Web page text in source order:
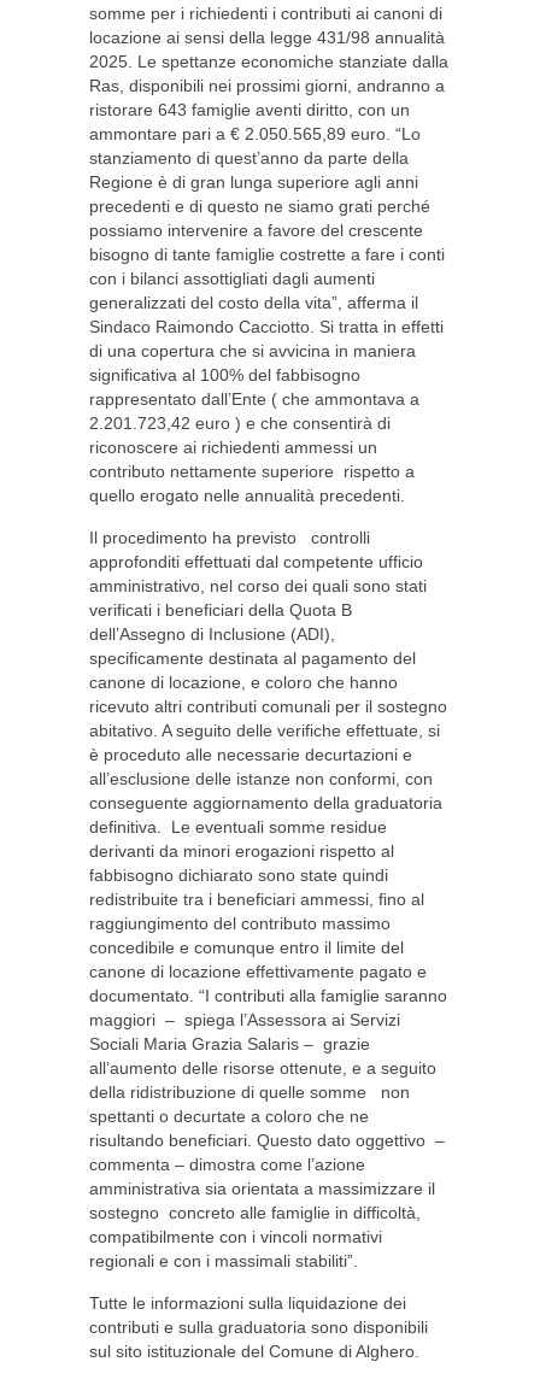
somme per i richiedenti i contributi ai canoni di
locazione ai sensi della legge 431/98 annualità
2025. Le spettanze economiche stanziate dalla
Ras, disponibili nei prossimi giorni, andranno a
ristorare 643 famiglie aventi diritto, con un
ammontare pari a € 2.050.565,89 euro. “Lo
stanziamento di quest’anno da parte della
Regione è di gran lunga superiore agli anni
precedenti e di questo ne siamo grati perché
possiamo intervenire a favore del crescente
bisogno di tante famiglie costrette a fare i conti
con i bilanci assottigliati dagli aumenti
generalizzati del costo della vita”, afferma il
Sindaco Raimondo Cacciotto. Si tratta in effetti
di una copertura che si avvicina in maniera
significativa al 100% del fabbisogno
rappresentato dall’Ente ( che ammontava a
2.201.723,42 euro ) e che consentirà di
riconoscere ai richiedenti ammessi un
contributo nettamente superiore rispetto a
quello erogato nelle annualità precedenti.
Il procedimento ha previsto controlli
approfonditi effettuati dal competente ufficio
amministrativo, nel corso dei quali sono stati
verificati i beneficiari della Quota B
dell’Assegno di Inclusione (ADI),
specificamente destinata al pagamento del
canone di locazione, e coloro che hanno
ricevuto altri contributi comunali per il sostegno
abitativo. A seguito delle verifiche effettuate, si
è proceduto alle necessarie decurtazioni e
all’esclusione delle istanze non conformi, con
conseguente aggiornamento della graduatoria
definitiva. Le eventuali somme residue
derivanti da minori erogazioni rispetto al
fabbisogno dichiarato sono state quindi
redistribuite tra i beneficiari ammessi, fino al
raggiungimento del contributo massimo
concedibile e comunque entro il limite del
canone di locazione effettivamente pagato e
documentato. “I contributi alla famiglie saranno
maggiori – spiega l’Assessora ai Servizi
Sociali Maria Grazia Salaris – grazie
all’aumento delle risorse ottenute, e a seguito
della ridistribuzione di quelle somme non
spettanti o decurtate a coloro che ne
risultando beneficiari. Questo dato oggettivo –
commenta – dimostra come l’azione
amministrativa sia orientata a massimizzare il
sostegno concreto alle famiglie in difficoltà,
compatibilmente con i vincoli normativi
regionali e con i massimali stabiliti”.
Tutte le informazioni sulla liquidazione dei
contributi e sulla graduatoria sono disponibili
sul sito istituzionale del Comune di Alghero.